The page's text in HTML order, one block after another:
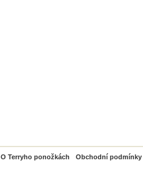
O Terryho ponožkách Obchodní podmínky
PayPal